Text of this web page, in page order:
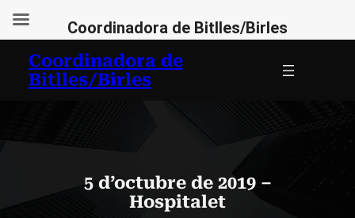
contingut
Coordinadora de
Bitlles/Birles
5 d’octubre de 2019 –
Hospitalet
Coordinadora de Bitlles/Birles